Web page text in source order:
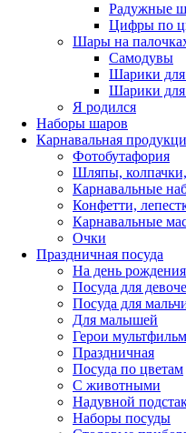
Радужные
Цифры по
Шары на
Самодувы
Шарики для
Шарики для
Я родился
Наборы шаров
Карнавальная
Фотобутафория
Шляпы,
Карнавальные
Конфетти,
Карнавальные
Очки
Праздничная посуда
На день рождения
Посуда для
Посуда для
Для малышей
Герои
Праздничная
Посуда по цветам
С животными
Надувной
Наборы посуды